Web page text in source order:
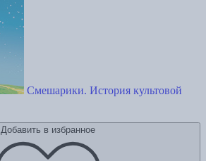
Смешарики. История культовой
Добавить в избранное